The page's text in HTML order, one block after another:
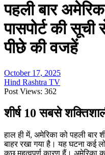
पहली बार
पासपोर्ट की
पीछे की वजहें
October 17, 2025
Hind Rashtra TV
Post Views: 362
शीर्ष 10 सबसे
हाल ही में, अमेरिका को पहली बार
बाहर रखा गया है। यह घटना कई
कुछ महत्वपूर्ण कारण हैं। अमेरिका